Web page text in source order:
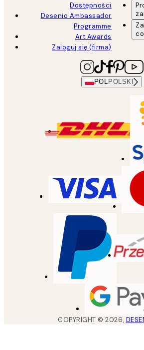
Dostępności
Desenio Ambassador
Programme
Art Awards
Zaloguj się (firma)
POL POLSKI
COPYRIGHT ©2026,